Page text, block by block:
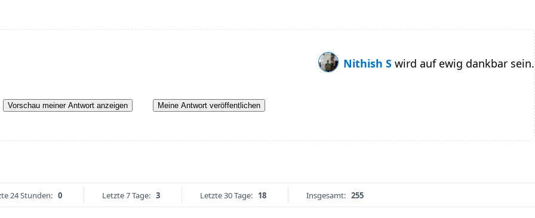
Nithish S wird auf ewig dankbar sein.
Vorschau meiner Antwort anzeigen Meine Antwort veröffentlichen
24 Stunden: 0 Letzte 7 Tage: 3 Letzte 30 Tage: 18 Insgesamt: 255